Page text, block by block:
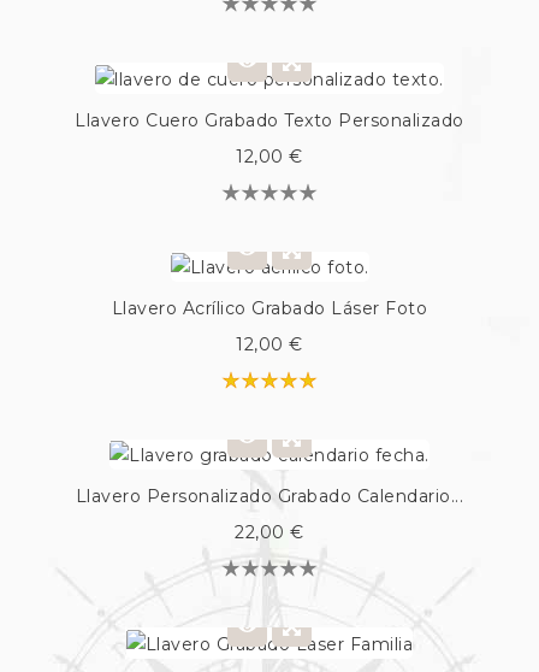
Llavero Cuero Grabado Texto Personalizado
12,00 €
Llavero Acrílico Grabado Láser Foto
12,00 €
Llavero Personalizado Grabado Calendario...
22,00 €